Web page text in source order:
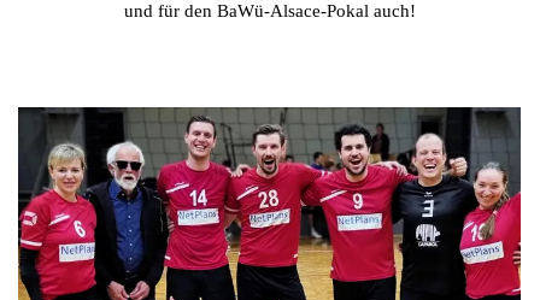
und für den BaWü-Alsace-Pokal auch!